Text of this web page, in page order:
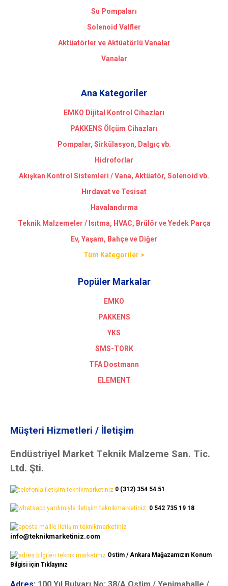
Su Pompaları
Solenoid Valfler
Aktüatörler ve Aktüatörlü Vanalar
Vanalar
Ana Kategoriler
EMKO Dijital Kontrol Cihazları
PAKKENS Ölçüm Cihazları
Pompalar, Sirkülasyon, Dalgıç vb.
Hidroforlar
Akışkan Kontrol Sistemleri / Vana, Aktüatör, Solenoid vb.
Hırdavat ve Tesisat
Havalandırma
Teknik Malzemeler / Isıtma, HVAC, Brülör ve Yedek Parça
Ev, Yaşam, Bahçe ve Diğer
Tüm Kategoriler >
Popüler Markalar
EMKO
PAKKENS
YKS
SMS-TORK
TFA Dostmann
ELEMENT
Müşteri Hizmetleri / İletişim
Endüstriyel Market Teknik Malzeme San. Tic.
Ltd. Şti.
0 (312) 354 54 51
0 542 735 19 18
info@teknikmarketiniz.com
Ostim / Ankara Mağazamızın Konum
Bilgisi için Tıklayınız